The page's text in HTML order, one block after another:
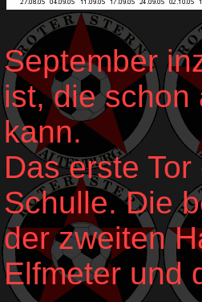
September
ist, die schon
kann.
Das erste
Schulle. Die
der zweiten
Elfmeter und